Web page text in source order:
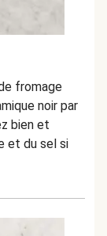
fromage
noir par
bien et
et du sel si